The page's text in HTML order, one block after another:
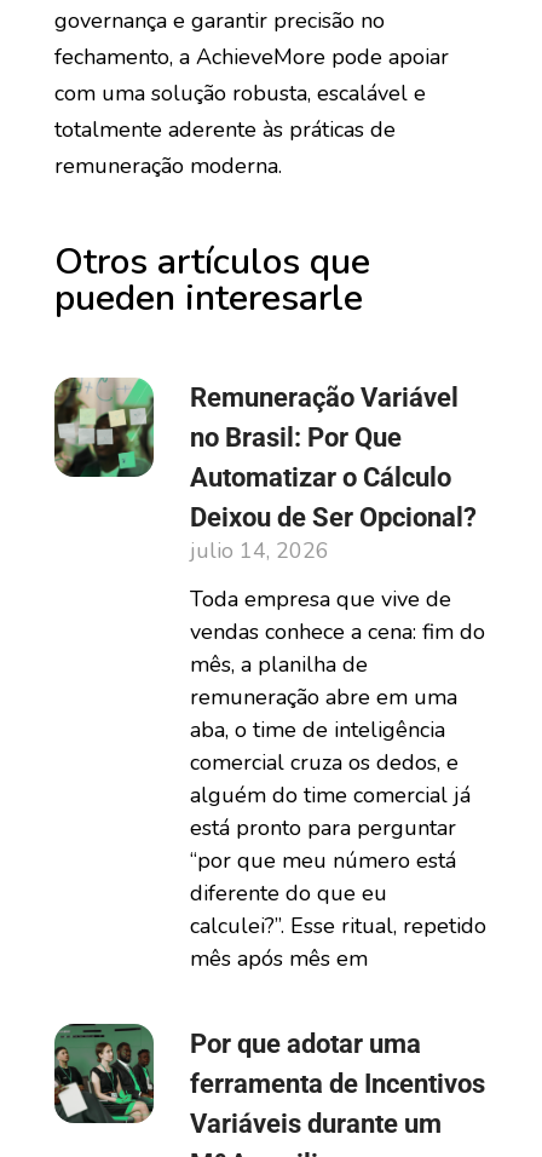
governança e garantir precisão no
fechamento, a AchieveMore pode apoiar
com uma solução robusta, escalável e
totalmente aderente às práticas de
remuneração moderna.
Otros artículos que
pueden interesarle
Remuneração Variável
no Brasil: Por Que
Automatizar o Cálculo
Deixou de Ser Opcional?
julio 14, 2026
Toda empresa que vive de
vendas conhece a cena: fim do
mês, a planilha de
remuneração abre em uma
aba, o time de inteligência
comercial cruza os dedos, e
alguém do time comercial já
está pronto para perguntar
“por que meu número está
diferente do que eu
calculei?”. Esse ritual, repetido
mês após mês em
Por que adotar uma
ferramenta de Incentivos
Variáveis durante um